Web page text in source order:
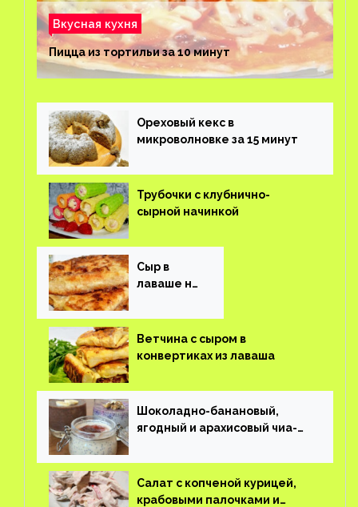
Вкусная кухня
Пицца из тортильи за 10 минут
Ореховый кекс в
микроволновке за 15 минут
Трубочки с клубнично-
сырной начинкой
Сыр в
лаваше на
Ветчина с сыром в
конвертиках из лаваша
Шоколадно-банановый,
ягодный и арахисовый чиа-
Салат с копченой курицей,
крабовыми палочками и